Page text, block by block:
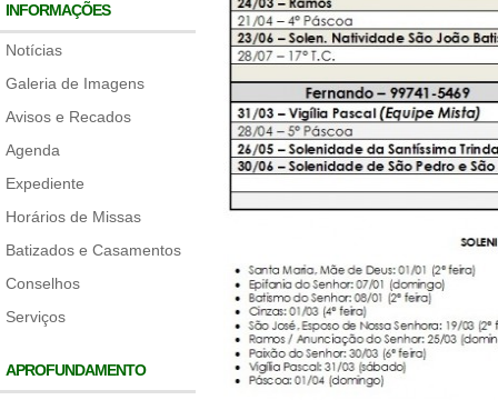
INFORMAÇÕES
Notícias
Galeria de Imagens
Avisos e Recados
Agenda
Expediente
Horários de Missas
Batizados e Casamentos
Conselhos
Serviços
APROFUNDAMENTO